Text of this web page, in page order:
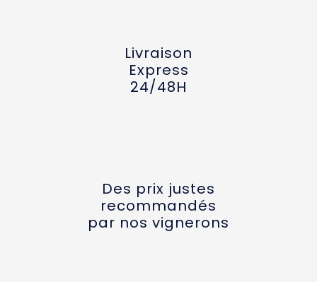
Livraison
Express
24/48H
Des prix justes
recommandés
par nos vignerons